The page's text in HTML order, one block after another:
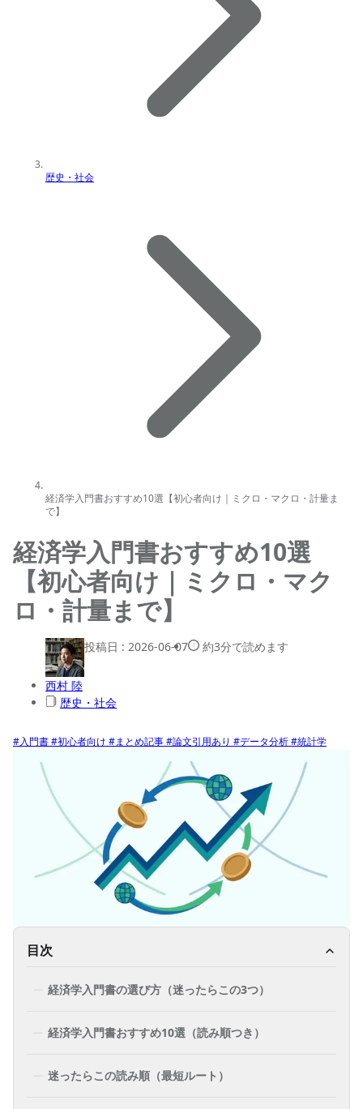
歴史・社会
経済学入門書おすすめ10選【初心者向け｜ミクロ・マクロ・計量ま
で】
経済学入門書おすすめ10選
【初心者向け｜ミクロ・マク
ロ・計量まで】
西村 陸
投稿日 : 2026-06-07 約3分で読めます
歴史・社会
#入門書#初心者向け #まとめ記事#論文引用あり #データ分析#統計学
目次
経済学入門書の選び方（迷ったらこの3つ）
経済学入門書おすすめ10選（読み順つき）
迷ったらこの読み順（最短ルート）